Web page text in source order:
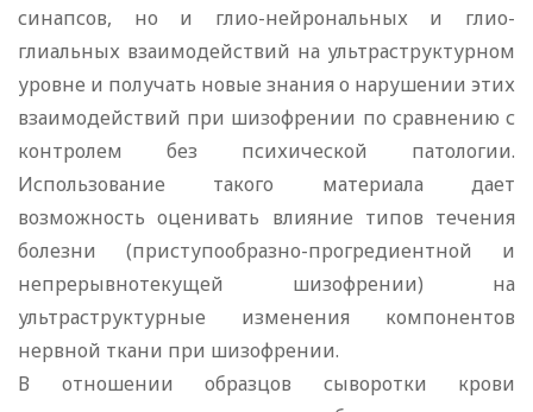
синапсов, но и глио-нейрональных и глио-
глиальных взаимодействий на ультраструктурном
уровне и получать новые знания о нарушении этих
взаимодействий при шизофрении по сравнению с
контролем без психической патологии.
Использование такого материала дает
возможность оценивать влияние типов течения
болезни (приступообразно-прогредиентной и
непрерывнотекущей шизофрении) на
ультраструктурные изменения компонентов
нервной ткани при шизофрении.
В отношении образцов сыворотки крови